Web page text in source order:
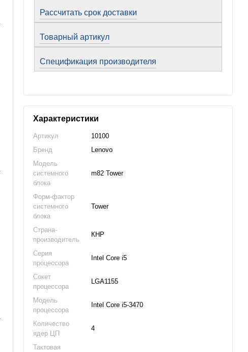
Рассчитать срок доставки
Товарный артикул
Спецификация производителя
Характеристики
Артикул
10100
Бренд
Lenovo
Модель
системного
блока
m82 Tower
Форм-фактор
системного
блока
Tower
Страна-
производитель
КНР
Серия
процессора
Intel Core i5
Сокет
процессора
LGA1155
Модель
процессора
Intel Core i5-3470
Количество
ядер ЦП
4
Тактовая